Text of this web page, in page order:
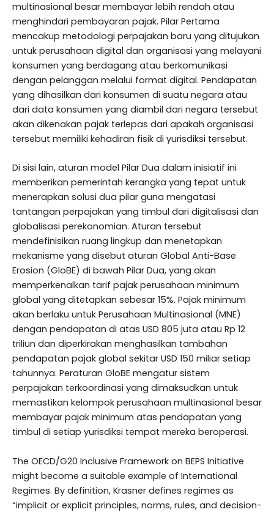
multinasional besar membayar lebih rendah atau
menghindari pembayaran pajak. Pilar Pertama
mencakup metodologi perpajakan baru yang ditujukan
untuk perusahaan digital dan organisasi yang melayani
konsumen yang berdagang atau berkomunikasi
dengan pelanggan melalui format digital. Pendapatan
yang dihasilkan dari konsumen di suatu negara atau
dari data konsumen yang diambil dari negara tersebut
akan dikenakan pajak terlepas dari apakah organisasi
tersebut memiliki kehadiran fisik di yurisdiksi tersebut.
Di sisi lain, aturan model Pilar Dua dalam inisiatif ini
memberikan pemerintah kerangka yang tepat untuk
menerapkan solusi dua pilar guna mengatasi
tantangan perpajakan yang timbul dari digitalisasi dan
globalisasi perekonomian. Aturan tersebut
mendefinisikan ruang lingkup dan menetapkan
mekanisme yang disebut aturan Global Anti-Base
Erosion (GloBE) di bawah Pilar Dua, yang akan
memperkenalkan tarif pajak perusahaan minimum
global yang ditetapkan sebesar 15%. Pajak minimum
akan berlaku untuk Perusahaan Multinasional (MNE)
dengan pendapatan di atas USD 805 juta atau Rp 12
triliun dan diperkirakan menghasilkan tambahan
pendapatan pajak global sekitar USD 150 miliar setiap
tahunnya. Peraturan GloBE mengatur sistem
perpajakan terkoordinasi yang dimaksudkan untuk
memastikan kelompok perusahaan multinasional besar
membayar pajak minimum atas pendapatan yang
timbul di setiap yurisdiksi tempat mereka beroperasi.
The OECD/G20 Inclusive Framework on BEPS Initiative
might become a suitable example of International
Regimes. By definition, Krasner defines regimes as
“implicit or explicit principles, norms, rules, and decision-